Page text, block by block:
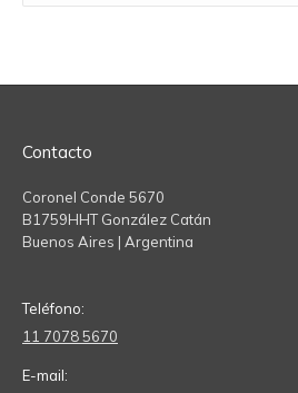
Contacto
Coronel Conde 5670
B1759HHT González Catán
Buenos Aires | Argentina
Teléfono:
11 7078 5670
E-mail: